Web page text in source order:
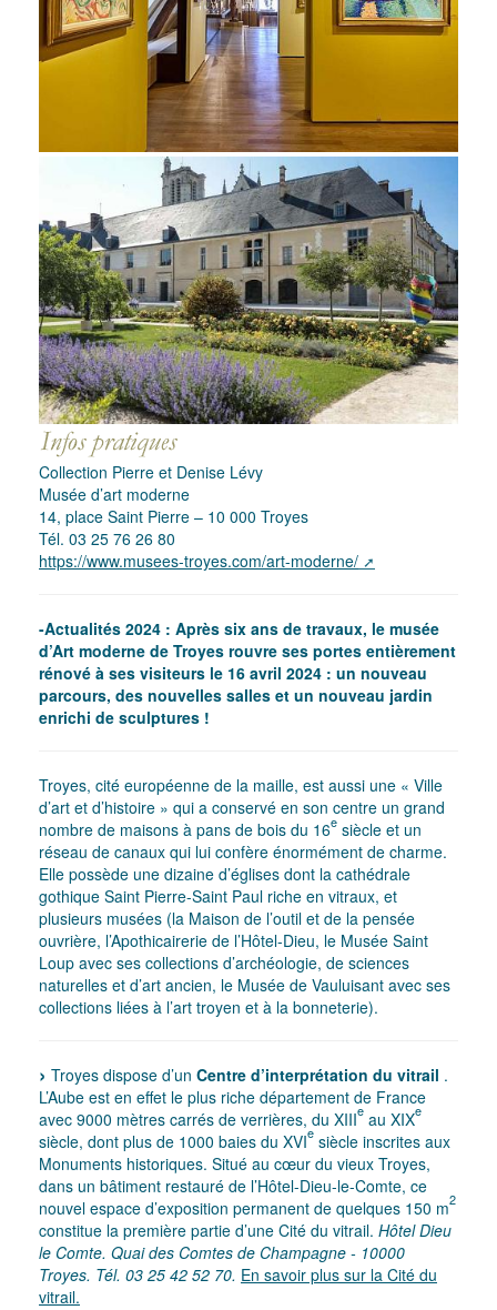
Collection Pierre et Denise Lévy
Musée d’art moderne
14, place Saint Pierre – 10 000 Troyes
Tél. 03 25 76 26 80
https://www.musees-troyes.com/art-moderne/
-Actualités 2024 : Après six ans de travaux, le musée
d’Art moderne de Troyes rouvre ses portes entièrement
rénové à ses visiteurs le 16 avril 2024 : un nouveau
parcours, des nouvelles salles et un nouveau jardin
enrichi de sculptures !
Troyes, cité européenne de la maille, est aussi une « Ville
d’art et d’histoire » qui a conservé en son centre un grand
nombre de maisons à pans de bois du 16e siècle et un
réseau de canaux qui lui confère énormément de charme.
Elle possède une dizaine d’églises dont la cathédrale
gothique Saint Pierre-Saint Paul riche en vitraux, et
plusieurs musées (la Maison de l’outil et de la pensée
ouvrière, l’Apothicairerie de l’Hôtel-Dieu, le Musée Saint
Loup avec ses collections d’archéologie, de sciences
naturelles et d’art ancien, le Musée de Vauluisant avec ses
collections liées à l’art troyen et à la bonneterie).
Troyes dispose d’un Centre d’interprétation du vitrail .
L’Aube est en effet le plus riche département de France
avec 9000 mètres carrés de verrières, du XIIIe au XIXe
siècle, dont plus de 1000 baies du XVIe siècle inscrites aux
Monuments historiques. Situé au cœur du vieux Troyes,
dans un bâtiment restauré de l’Hôtel-Dieu-le-Comte, ce
nouvel espace d’exposition permanent de quelques 150 m2
constitue la première partie d’une Cité du vitrail. Hôtel Dieu
le Comte. Quai des Comtes de Champagne - 10000
Troyes. Tél. 03 25 42 52 70. En savoir plus sur la Cité du
vitrail.